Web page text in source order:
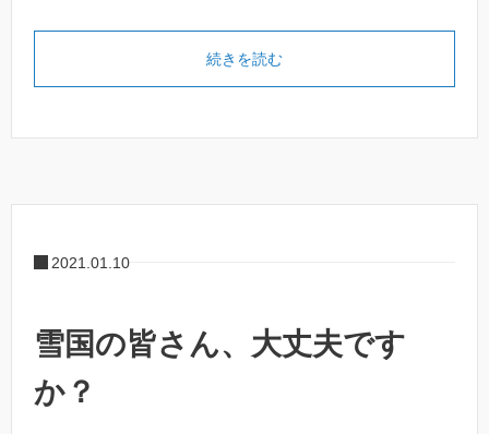
続きを読む
2021.01.10
雪国の皆さん、大丈夫です
か？